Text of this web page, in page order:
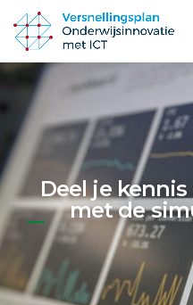
Deel je
met de